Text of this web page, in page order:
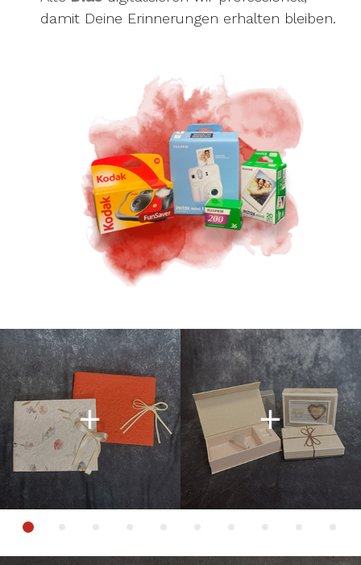
damit Deine Erinnerungen erhalten bleiben.